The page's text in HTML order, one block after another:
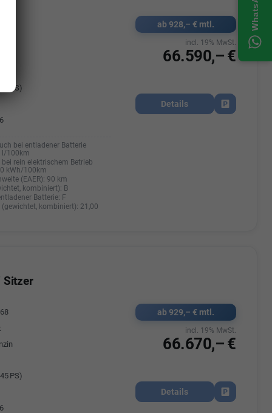
PS)
bei entladener Batterie
l/100km
rein elektrischem Betrieb
kWh/100km
(EAER): 90 km
kombiniert): B
Batterie: F
(gewichtet, kombiniert): 21,00
ab 928,– € mtl.
66.590,– €
incl. 19% MwSt.
Details
Fahrzeug
Sitzer
PS)
ab 929,– € mtl.
66.670,– €
incl. 19% MwSt.
Details
Fahrzeug